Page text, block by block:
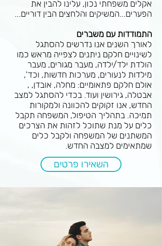
אקלים משפחתי נכון, עלינו להבין את
הפערים...המשיקים והלחצים הבין דוריים...
התמודדות עם משברים
לאורך השנים אנו נדרשים להסתגל
לשינויים חלקם ניתנים לצפייה מראש כמו
הולדת ילד/ילדה, מעבר מגורים, מעבר
מילדות לנעורים, מערכות חדשות, וכד',
אולם חלקם פתאומיים: מחלה, אובדן, ,
אבטלה, גירושין ועוד. בכדי להסתגל למצב
החדש, אנו זקוקים להכוונה ולמקורות
תמיכה. בתהליך הטיפול, המשפחה תקבל
כלים על מנת שתוכל לזהות את הצרכים
המשתנים של המשפחה ולקבל כלים
שמתאימים למצבה החדש.
השאירו פרטים